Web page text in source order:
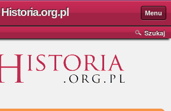
Historia.org.pl Menu
Szukaj